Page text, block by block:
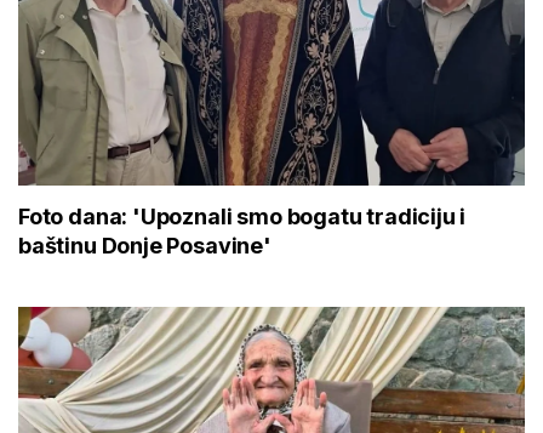
Foto dana: 'Upoznali smo bogatu tradiciju i
baštinu Donje Posavine'